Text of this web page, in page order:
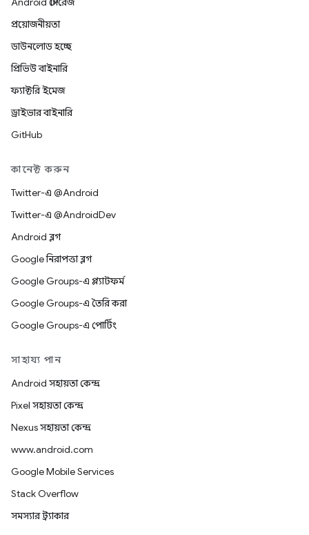
প্রয়োজনীয়তা
ডাউনলোড হচ্ছে
প্রিভিউ বাইনারি
ফ্যাক্টরি ইমেজ
ড্রাইভার বাইনারি
GitHub
কানেক্ট করুন
Twitter-এ @Android
Twitter-এ @AndroidDev
Android ব্লগ
Google নিরাপত্তা ব্লগ
Google Groups-এ প্ল্যাটফর্ম
Google Groups-এ তৈরি করা
Google Groups-এ পোর্টিং
সাহায্য পান
Android সহায়তা কেন্দ্র
Pixel সহায়তা কেন্দ্র
Nexus সহায়তা কেন্দ্র
www.android.com
Google Mobile Services
Stack Overflow
সমস্যার ট্র্যাকার